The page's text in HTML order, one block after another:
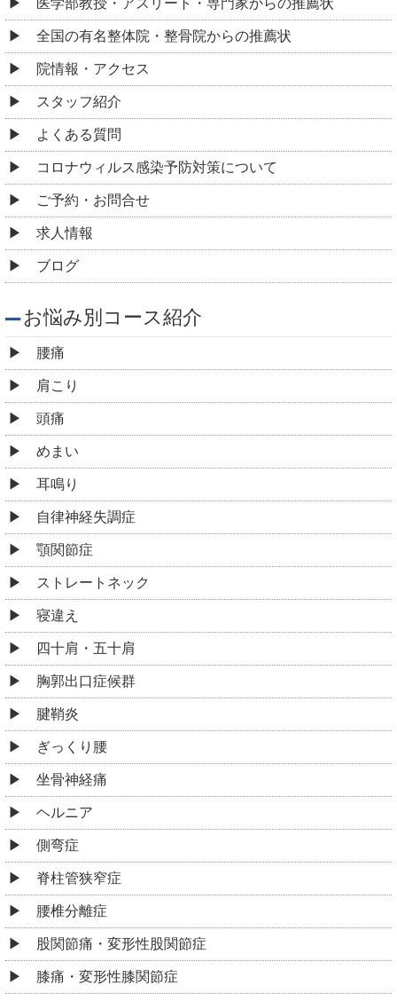
医学部教授・アスリート・専門家からの推薦状
全国の有名整体院・整骨院からの推薦状
院情報・アクセス
スタッフ紹介
よくある質問
コロナウィルス感染予防対策について
ご予約・お問合せ
求人情報
ブログ
お悩み別コース紹介
腰痛
肩こり
頭痛
めまい
耳鳴り
自律神経失調症
顎関節症
ストレートネック
寝違え
四十肩・五十肩
胸郭出口症候群
腱鞘炎
ぎっくり腰
坐骨神経痛
ヘルニア
側弯症
脊柱管狭窄症
腰椎分離症
股関節痛・変形性股関節症
膝痛・変形性膝関節症